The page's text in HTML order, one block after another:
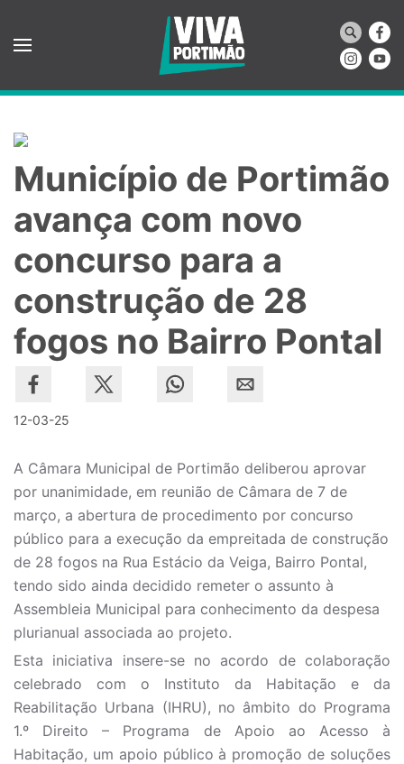
Saltar para o conteúdo principal
Município de Portimão
avança com novo
concurso para a
construção de 28
fogos no Bairro Pontal
12-03-25
A Câmara Municipal de Portimão deliberou aprovar
por unanimidade, em reunião de Câmara de 7 de
março, a abertura de procedimento por concurso
público para a execução da empreitada de construção
de 28 fogos na Rua Estácio da Veiga, Bairro Pontal,
tendo sido ainda decidido remeter o assunto à
Assembleia Municipal para conhecimento da despesa
plurianual associada ao projeto.
Esta iniciativa insere-se no acordo de colaboração
celebrado com o Instituto da Habitação e da
Reabilitação Urbana (IHRU), no âmbito do Programa
1.º Direito – Programa de Apoio ao Acesso à
Habitação, um apoio público à promoção de soluções